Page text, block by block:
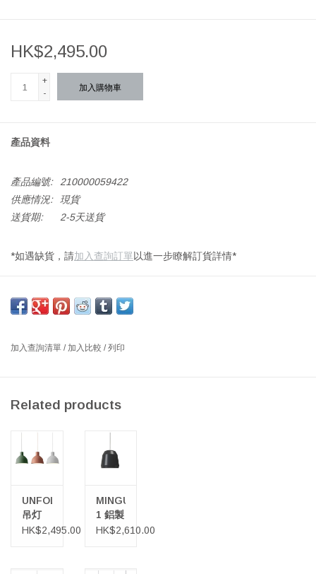
HK$2,495.00
+
-
加入購物車
產品資料
產品編號:
210000059422
供應情況:
現貨
送貨期:
2-5天送貨
*如遇缺貨，請加入查詢訂單以進一步瞭解訂貨詳情*
光罩
設計師：FORM US WITH LOVE
的氛圍。半透明材質可營造柔和的氛圍，是各種家居、辦公室和飯
加入查詢清單 / 加入比較 /列印
Related products
UNFOLD
吊灯
HK$2,495.00
MINGUS
1 鋁製
吊燈
HK$2,610.00